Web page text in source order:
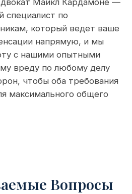
Майкл Кардамоне —
специалист по
который ведет ваше
напрямую, и мы
с нашими опытными
вреду по любому делу
чтобы оба требования
максимального общего
Вопросы